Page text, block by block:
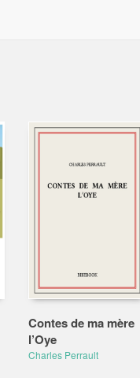
Contes de ma mère
l’Oye
Charles Perrault